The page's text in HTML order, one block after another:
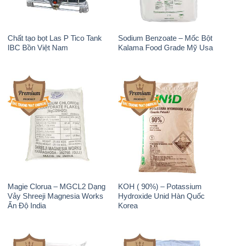
Chất tạo bọt Las P Tico Tank
IBC Bồn Việt Nam
Sodium Benzoate – Mốc Bột
Kalama Food Grade Mỹ Usa
Magie Clorua – MGCL2 Dạng
Vảy Shreeji Magnesia Works
Ấn Độ India
KOH ( 90%) – Potassium
Hydroxide Unid Hàn Quốc
Korea